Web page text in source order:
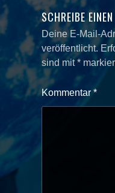
SCHREIBE
Deine E-Mail-
veröffentlicht.
sind mit*
Kommentar *